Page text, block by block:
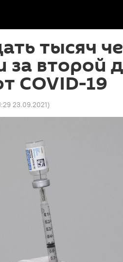
тысяч
второй
COVID-19
23.09.2021)